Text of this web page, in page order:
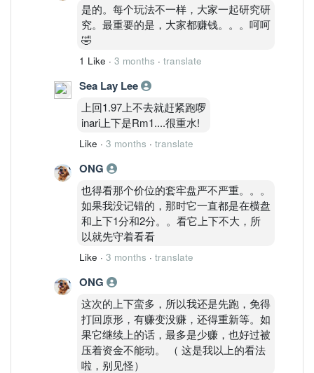
是的。每个玩法不一样，大家一起研究研
究。最重要的是，大家都赚钱。。。呵呵
🤣
1 Like · 3 months · translate
Sea Lay Lee
上回1.97上不去就赶紧跑啰
inari上下是Rm1....很重水!
Like · 3 months · translate
ONG
也得看那个价位的套牢盘严不严重。。。
如果我没记错的，那时它一直都是在横盘
和上下1分和2分。。看它上下不大，所
以就先守着看看
Like · 3 months · translate
ONG
这次的上下蛮多，所以我还是先跑，免得
打回原形，有赚变没赚，还得重新等。如
果它继续上的话，最多是少赚，也好过被
压着资金不能动。 （ 这是我以上的看法
啦，别见怪）